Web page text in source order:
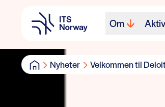
Om
Nyheter Velkommen til